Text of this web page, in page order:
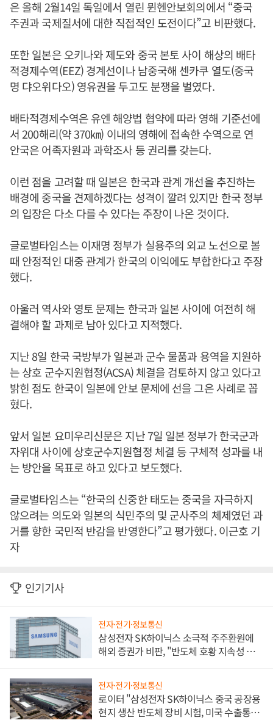
은 올해 2월14일 독일에서 열린 뮌헨안보회의에서 “중국
주권과 국제질서에 대한 직접적인 도전이다”고 비판했다.
또한 일본은 오키나와 제도와 중국 본토 사이 해상의 배타
적경제수역(EEZ) 경계선이나 남중국해 센카쿠 열도(중국
명 댜오위다오) 영유권을 두고도 분쟁을 벌였다.
배타적경제수역은 유엔 해양법 협약에 따라 영해 기준선에
서 200해리(약 370㎞) 이내의 영해에 접속한 수역으로 연
안국은 어족자원과 과학조사 등 권리를 갖는다.
이런 점을 고려할 때 일본은 한국과 관계 개선을 추진하는
배경에 중국을 견제하겠다는 성격이 깔려 있지만 한국 정부
의 입장은 다소 다를 수 있다는 주장이 나온 것이다.
글로벌타임스는 이재명 정부가 실용주의 외교 노선으로 볼
때 안정적인 대중 관계가 한국의 이익에도 부합한다고 주장
했다.
아울러 역사와 영토 문제는 한국과 일본 사이에 여전히 해
결해야 할 과제로 남아 있다고 지적했다.
지난 8일 한국 국방부가 일본과 군수 물품과 용역을 지원하
는 상호 군수지원협정(ACSA) 체결을 검토하지 않고 있다고
밝힌 점도 한국이 일본에 안보 문제에 선을 그은 사례로 꼽
혔다.
앞서 일본 요미우리신문은 지난 7일 일본 정부가 한국군과
자위대 사이에 상호군수지원협정 체결 등 구체적 성과를 내
는 방안을 목표로 하고 있다고 보도했다.
글로벌타임스는 “한국의 신중한 태도는 중국을 자극하지
않으려는 의도와 일본의 식민주의 및 군사주의 체제였던 과
거를 향한 국민적 반감을 반영한다”고 평가했다. 이근호 기
자
인기기사
전자·전기·정보통신
삼성전자 SK하이닉스 소극적 주주환원에
해외 증권가 비판, "반도체 호황 지속성 의
전자·전기·정보통신
로이터 "삼성전자 SK하이닉스 중국 공장용
현지 생산 반도체 장비 시험, 미국 수출통제